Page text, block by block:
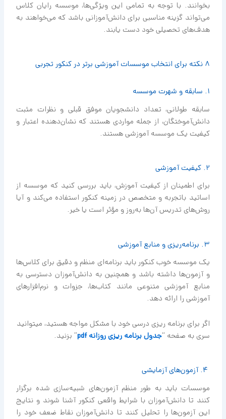
بخوانند. با توجه به تمامی این ویژگی‌ها، موسسه رایان کلاس
می‌تواند گزینه مناسبی برای دانش‌آموزانی باشد که می‌خواهند به
هدف‌های تحصیلی خود دست یابند.
8 نکته برای انتخاب موسسات آموزشی برتر در کنکور تجربی
1. سابقه و شهرت موسسه
سابقه طولانی، تعداد دانشجویان موفق قبلی و نظرات مثبت
دانش‌آموختگان، از جمله مواردی هستند که نشان‌دهنده اعتبار و
کیفیت یک موسسه آموزشی هستند.
2. کیفیت آموزشی
برای اطمینان از کیفیت آموزش، باید بررسی کنید که موسسه از
اساتید باتجربه و متخصص در زمینه کنکور استفاده می‌کند و آیا
روش‌های تدریس آن‌ها به‌روز و مؤثر است یا خیر.
3. برنامه‌ریزی و منابع آموزشی
یک موسسه خوب کنکور باید برنامه‌ای منظم و دقیق برای کلاس‌ها
و آزمون‌ها داشته باشد و همچنین به دانش‌آموزان دسترسی به
منابع آموزشی متنوعی مانند کتاب‌ها، جزوات و نرم‌افزارهای
آموزشی را ارائه دهد.
اگر برای برنامه ریزی درسی خود با مشکل مواجه هستید، میتوانید
سری به صفحه “جدول برنامه ريزي روزانه pdf ” بزنید.
موسسات باید به طور منظم آزمون‌های شبیه‌سازی شده برگزار
کنند تا دانش‌آموزان با شرایط واقعی کنکور آشنا شوند و نتایج
این آزمون‌ها را تحلیل کنند تا دانش‌آموزان نقاط ضعف خود را